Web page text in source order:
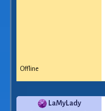
Offline
LaMyLady